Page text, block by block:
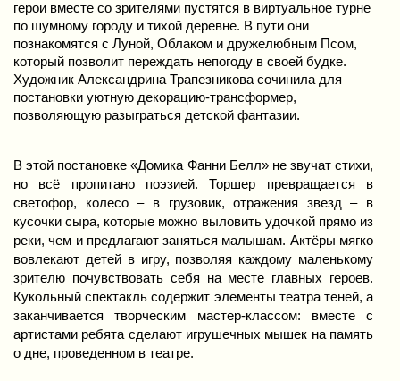
герои вместе со зрителями пустятся в виртуальное турне
по шумному городу и тихой деревне. В пути они
познакомятся с Луной, Облаком и дружелюбным Псом,
который позволит переждать непогоду в своей будке.
Художник Александрина Трапезникова сочинила для
постановки уютную декорацию-трансформер,
позволяющую разыграться детской фантазии.
В этой постановке «Домика Фанни Белл» не звучат стихи,
но всё пропитано поэзией. Торшер превращается в
светофор, колесо – в грузовик, отражения звезд – в
кусочки сыра, которые можно выловить удочкой прямо из
реки, чем и предлагают заняться малышам. Актёры мягко
вовлекают детей в игру, позволяя каждому маленькому
зрителю почувствовать себя на месте главных героев.
Кукольный спектакль содержит элементы театра теней, а
заканчивается творческим мастер-классом: вместе с
артистами ребята сделают игрушечных мышек на память
о дне, проведенном в театре.